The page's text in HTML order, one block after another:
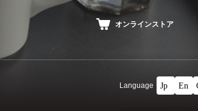
オンラインストア
Language